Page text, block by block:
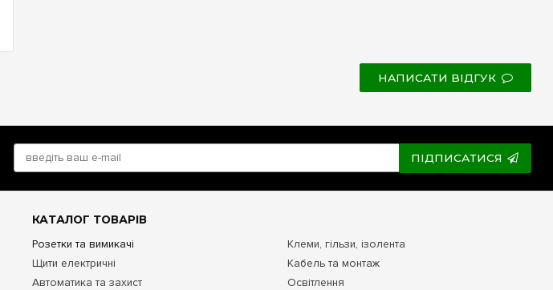
НАПИСАТИ ВІДГУК
ПІДПИСАТИСЯ
КАТАЛОГ ТОВАРІВ
Розетки та вимикачі
Щити електричні
Автоматика та захист
Клеми, гільзи, ізолента
Кабель та монтаж
Освітлення